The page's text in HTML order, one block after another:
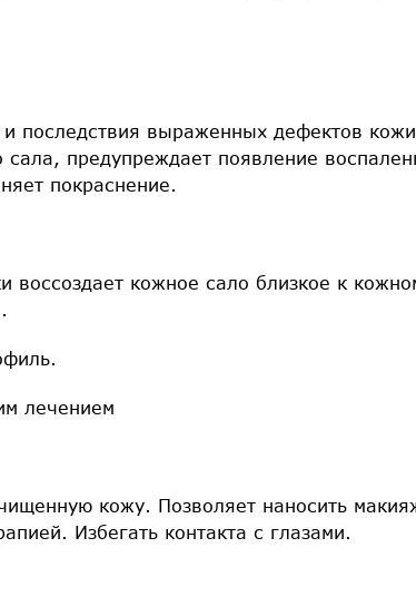
последствия выраженных дефектов
сала, предупреждает появление
покраснение.
воссоздает кожное сало близкое к
лечением
кожу. Позволяет наносить
Избегать контакта с глазами.